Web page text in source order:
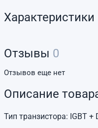
Характеристики
Отзывы 0
Отзывов еще нет
Описание
Тип транзистора: IGBT +